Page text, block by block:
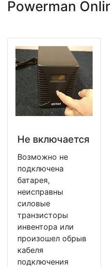
Powerman
Не включается
Возможно не
подключена
батарея,
неисправны
силовые
транзисторы
инвентора или
произошел обрыв
кабеля
подключения